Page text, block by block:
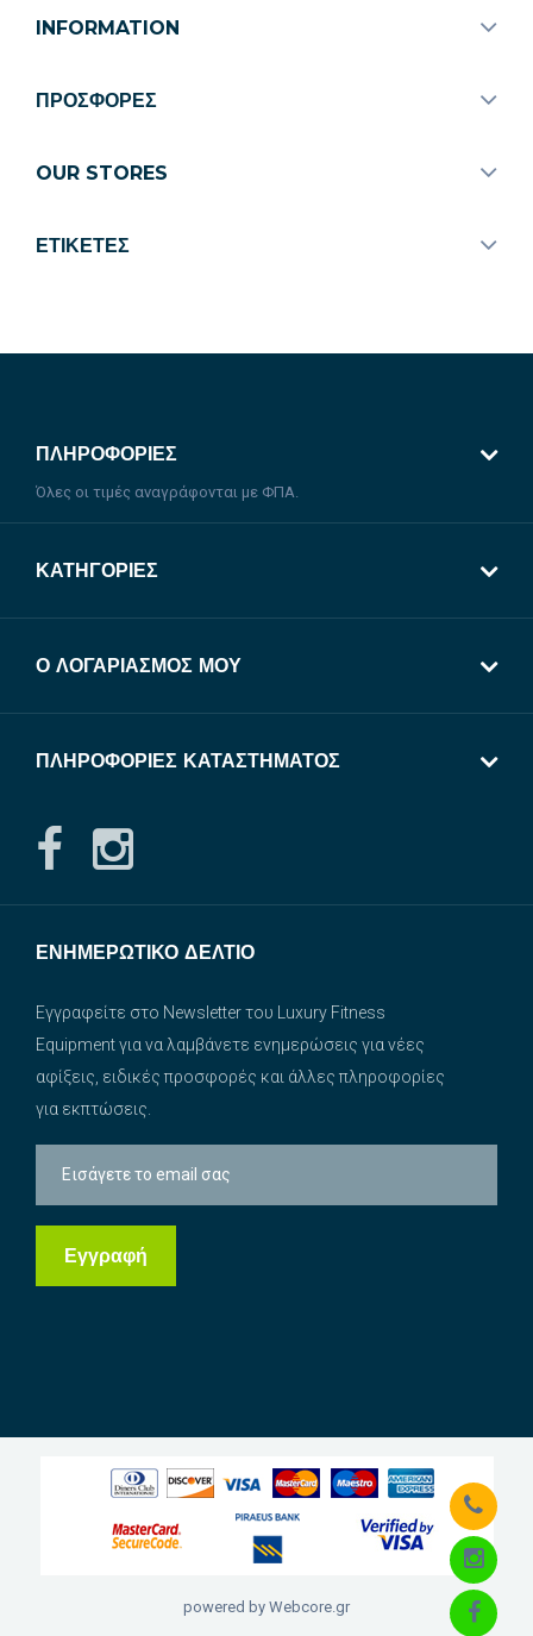
INFORMATION
ΠΡΟΣΦΟΡΈΣ
OUR STORES
ΕΤΙΚΈΤΕΣ
ΠΛΗΡΟΦΟΡΊΕΣ
Όλες οι τιμές αναγράφονται με ΦΠΑ.
ΚΑΤΗΓΟΡΊΕΣ
Ο ΛΟΓΑΡΙΑΣΜΌΣ ΜΟΥ
ΠΛΗΡΟΦΟΡΊΕΣ ΚΑΤΑΣΤΉΜΑΤΟΣ
ΕΝΗΜΕΡΩΤΙΚΌ ΔΕΛΤΊΟ
Εγγραφείτε στο Newsletter του Luxury Fitness
Equipment για να λαμβάνετε ενημερώσεις για νέες
αφίξεις, ειδικές προσφορές και άλλες πληροφορίες
για εκπτώσεις.
powered by Webcore.gr